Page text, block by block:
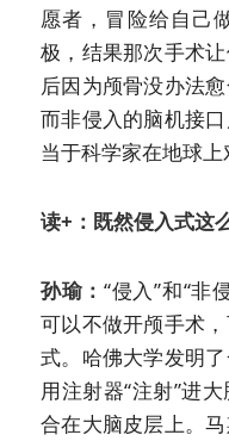
愿者，冒险给自己
极，结果那次手术
后因为颅骨没办法
而非侵入的脑机接
当于科学家在地球上
读+：既然侵入式这
孙瑜：“侵入”和“非
可以不做开颅手术
式。哈佛大学发明
用注射器“注射”进
合在大脑皮层上。